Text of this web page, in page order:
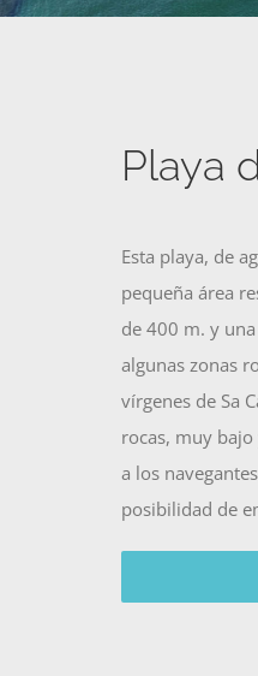
Playa
Esta playa, de
pequeña área
de 400 m. y
algunas zonas
vírgenes de Sa
rocas, muy
a los
posibilidad de